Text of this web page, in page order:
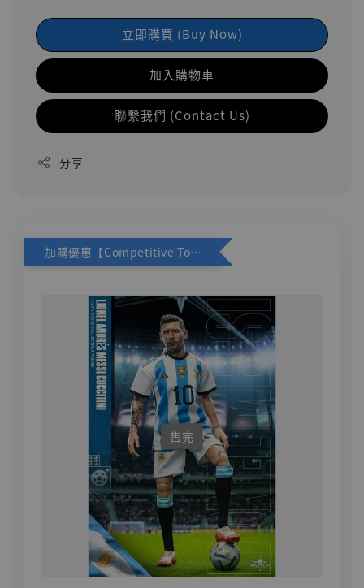
立即購買 (Buy Now)
加入購物車
聯繫我們 (Contact Us)
分享
加購優惠【Competitive Toys 梅西 [CM001]】
售完